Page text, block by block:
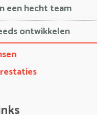
een hecht team
ontwikkelen